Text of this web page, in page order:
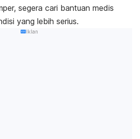
segera cari bantuan medis
yang lebih serius.
Iklan